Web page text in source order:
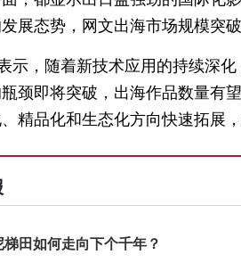
展态势，网文出海市场规模突
示，随着新技术应用的持续深
颈即将突破，出海作品数量有
精品化和生态化方向快速拓展
田如何走向下个千年？